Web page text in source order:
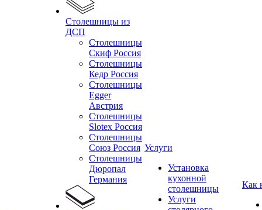
Столешницы из
ДСП
Столешницы
Скиф Россия
Столешницы
Кедр Россия
Столешницы
Egger
Австрия
Столешницы
Slotex Россия
Столешницы
Союз Россия
Столешницы
Дюропал
Германия
Услуги
Установка
кухонной
столешницы
Услуги
Как